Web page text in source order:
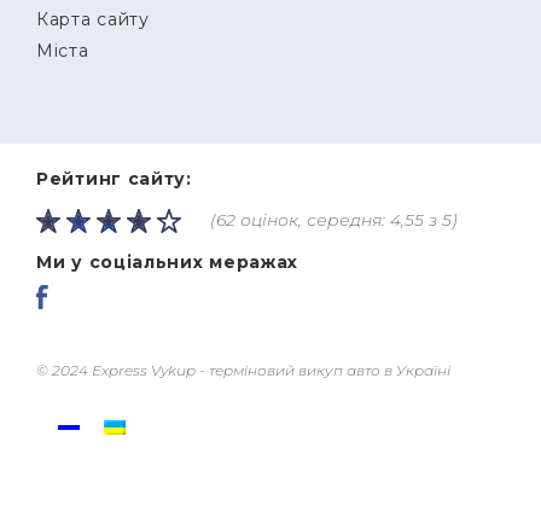
Карта сайту
Міста
Рейтинг сайту:
(62 оцінок, середня: 4,55 з 5)
Ми у соціальних меражах
© 2024 Express Vykup - терміновий викуп авто в Україні